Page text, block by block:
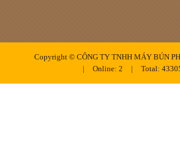
Copyright © CÔNG TY TNHH MÁY BÚN
|
Online: 2 | Total: